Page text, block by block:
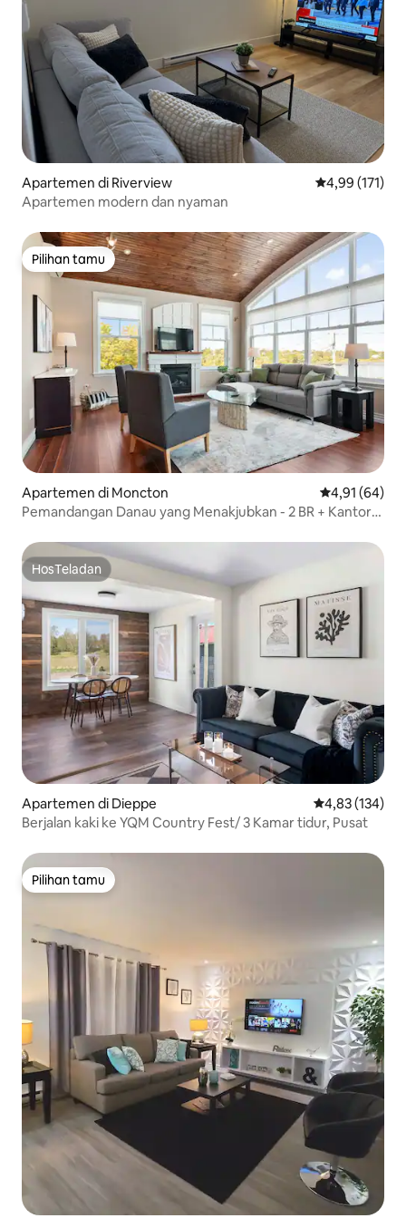
Apartemen di Riverview Nilai rata-rata
4,99 (171)
Apartemen modern dan nyaman
Pilihan tamu
Pilihan tamu
Apartemen di Moncton Nilai rata-rata
4,91 (64)
Pemandangan Danau yang Menakjubkan - 2 BR + Kantor
HosTeladan
HosTeladan
Apartemen di Dieppe Nilai rata-rata
4,83 (134)
Berjalan kaki ke YQM Country Fest/ 3 Kamar tidur, Pusat
Pilihan tamu
Pilihan tamu